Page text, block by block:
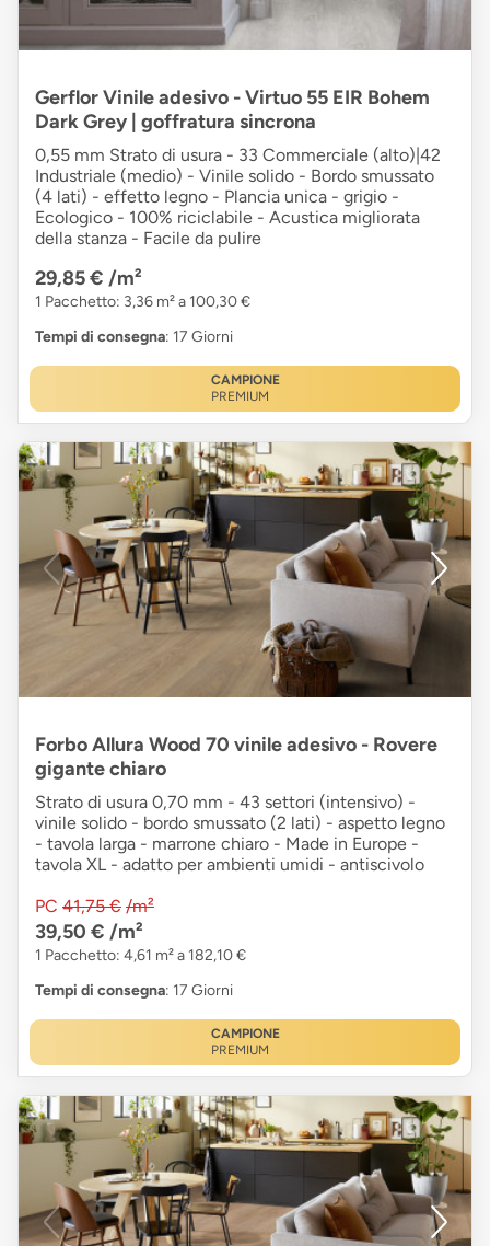
Gerflor Vinile adesivo - Virtuo 55 EIR Bohem
Dark Grey | goffratura sincrona
0,55 mm Strato di usura - 33 Commerciale (alto)|42
Industriale (medio) - Vinile solido - Bordo smussato
(4 lati) - effetto legno - Plancia unica - grigio -
Ecologico - 100% riciclabile - Acustica migliorata
della stanza - Facile da pulire
29,85 € /m²
1 Pacchetto: 3,36 m² a 100,30 €
Tempi di consegna: 17 Giorni
CAMPIONE
PREMIUM
Forbo Allura Wood 70 vinile adesivo - Rovere
gigante chiaro
Strato di usura 0,70 mm - 43 settori (intensivo) -
vinile solido - bordo smussato (2 lati) - aspetto legno
- tavola larga - marrone chiaro - Made in Europe -
tavola XL - adatto per ambienti umidi - antiscivolo
PC 41,75 € /m²
39,50 € /m²
1 Pacchetto: 4,61 m² a 182,10 €
Tempi di consegna: 17 Giorni
CAMPIONE
PREMIUM